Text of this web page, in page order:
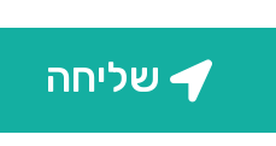
שליחה